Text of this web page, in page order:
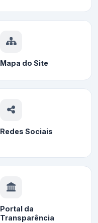
Mapa do Site
Redes Sociais
Portal da
Transparência